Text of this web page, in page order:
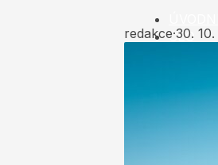
CEO
redakce·30.